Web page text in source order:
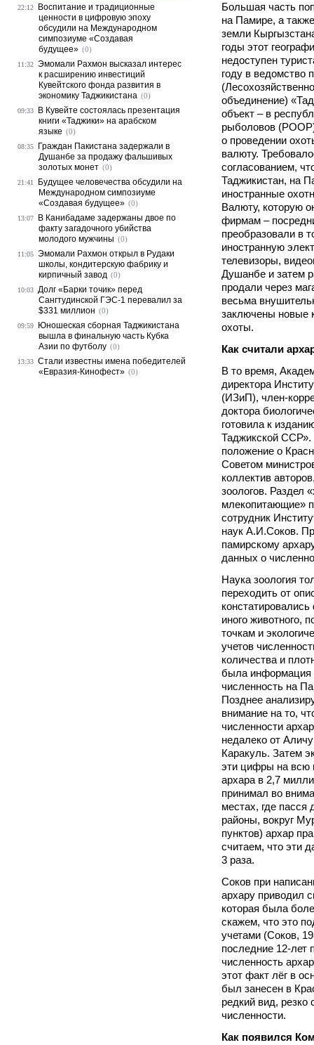
Большая часть
на Памире, а
земли
годы этот
недоступен
году в
объединение)
объект – в
рыболовов (РООР)
о проведении
валюту.
согласованием,
Таджикистан, на
иностранные
Валюту, которую
фирмам –
преобразовали в
иностранную
телевизоры,
Душанбе и затем
продали через
весьма
заключены новые
охоты.
Как считали
В то время,
директора
(ИЗиП), член-
доктора
готовила к
Таджикской ССР».
положение о
Советом
коллектив
зоологов. Раздел
млекопитающие»
сотрудник
наук А.И.Соков.
памирскому
данных о
Наука зоология
переходить от
иного животного,
точкам и
учетов
количества и
была информация
численность на
Позднее
внимание на то,
численности
недалеко от
Каракуль. Затем
эти цифры на всю
архара в 2,7
принимал во
местах, где
районы, вокруг
пунктов) архар
считаем, что эти
3 раза.
Соков при
архару приводил
которая была
скажем, что это
учетами (Соков,
последние 12-лет
численность
этот факт лёг в
был занесен в
редкий вид,
численности.
Как появился
22:12
Воспитание и традиционные
ценности в цифровую эпоху
обсудили на Международном
симпозиуме «Создавая
будущее» (0)
11:32 Эмомали Рахмон высказал интерес
к расширению инвестиций
Кувейтского фонда развития в
экономику Таджикистана (0)
09:33
В Кувейте состоялась презентация
книги «Таджики» на арабском
языке (0)
08:35
Граждан Пакистана задержали в
Душанбе за продажу фальшивых
золотых монет (0)
21:41
Будущее человечества обсудили на
Международном симпозиуме
«Создавая будущее» (0)
13:07
В Канибадаме задержаны двое по
факту загадочного убийства
молодого мужчины (0)
11:05 Эмомали Рахмон открыл в Рудаки
школы, кондитерскую фабрику и
кирпичный завод (0)
10:03 Долг «Барки точик» перед
Сангтудинской ГЭС-1 перевалил за
$331 миллион (0)
09:59
Юношеская сборная Таджикистана
вышла в финальную часть Кубка
Азии по футболу (0)
13:33 Стали известны имена победителей
«Евразия-Кинофест» (0)